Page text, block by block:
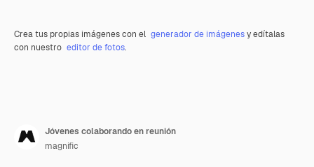
Crea tus propias imágenes con el generador de imágenesy edítalas
con nuestro editor de fotos.
Jóvenes colaborando en reunión
magnific